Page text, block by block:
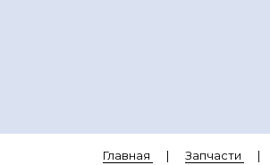
Главная Запчасти